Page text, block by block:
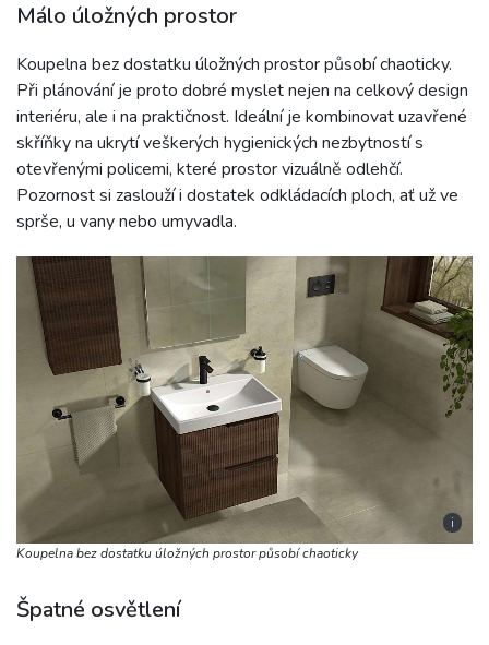
Málo úložných prostor
Koupelna bez dostatku úložných prostor působí chaoticky.
Při plánování je proto dobré myslet nejen na celkový design
interiéru, ale i na praktičnost. Ideální je kombinovat uzavřené
skříňky na ukrytí veškerých hygienických nezbytností s
otevřenými policemi, které prostor vizuálně odlehčí.
Pozornost si zaslouží i dostatek odkládacích ploch, ať už ve
sprše, u vany nebo umyvadla.
i
Koupelna bez dostatku úložných prostor působí chaoticky
Špatné osvětlení